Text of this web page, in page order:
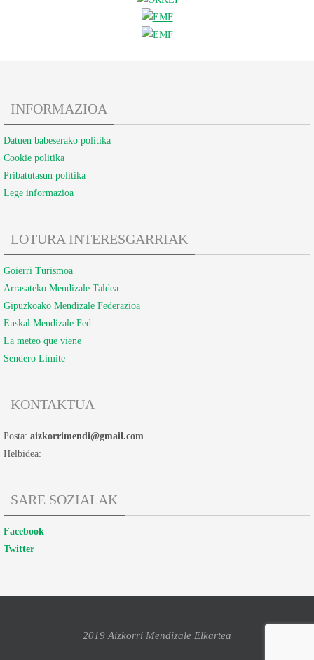
INFORMAZIOA
Datuen babeserako politika
Cookie politika
Pribatutasun politika
Lege informazioa
LOTURA INTERESGARRIAK
Goierri Turismoa
Arrasateko Mendizale Taldea
Gipuzkoako Mendizale Federazioa
Euskal Mendizale Fed.
La meteo que viene
Sendero Limite
KONTAKTUA
Posta: aizkorrimendi@gmail.com
Helbidea:
SARE SOZIALAK
Facebook
Twitter
2019 Aizkorri Mendizale Elkartea